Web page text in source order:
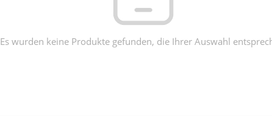
Es wurden keine Produkte gefunden, die Ihrer Auswahl